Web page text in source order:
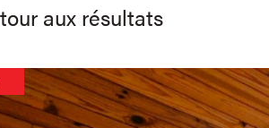
aux résultats